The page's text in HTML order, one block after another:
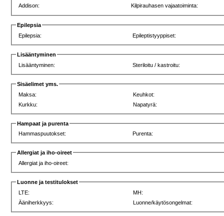
Addison:
Kilpirauhasen vajaatoiminta:
Epilepsia
Epilepsia:
Epileptistyyppiset:
Lisääntyminen
Lisääntyminen:
Steriloitu / kastroitu:
Sisäelimet yms.
Maksa:
Keuhkot:
Kurkku:
Napatyrä:
Hampaat ja purenta
Hammaspuutokset:
Purenta:
Allergiat ja iho-oireet
Allergiat ja iho-oireet:
Luonne ja testitulokset
LTE:
MH:
Ääniherkkyys:
Luonne/käytösongelmat: